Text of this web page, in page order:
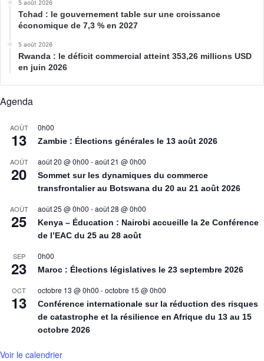
5 août 2026
Tchad : le gouvernement table sur une croissance
économique de 7,3 % en 2027
5 août 2026
Rwanda : le déficit commercial atteint 353,26 millions USD
en juin 2026
Agenda
AOÛT
13
0h00
Zambie : Élections générales le 13 août 2026
AOÛT
20
août 20 @ 0h00 -août 21 @ 0h00
Sommet sur les dynamiques du commerce
transfrontalier au Botswana du 20 au 21 août 2026
AOÛT
25
août 25 @ 0h00 -août 28 @ 0h00
Kenya – Éducation : Nairobi accueille la 2e Conférence
de l’EAC du 25 au 28 août
SEP
23
0h00
Maroc : Élections législatives le 23 septembre 2026
OCT
13
octobre 13 @ 0h00 -octobre 15 @ 0h00
Conférence internationale sur la réduction des risques
de catastrophe et la résilience en Afrique du 13 au 15
octobre 2026
Voir le calendrier